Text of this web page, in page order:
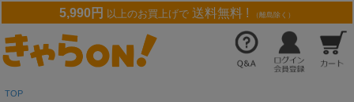
5,990円 以上のお買上げで 送料無料 ! （離島除く）
TOP